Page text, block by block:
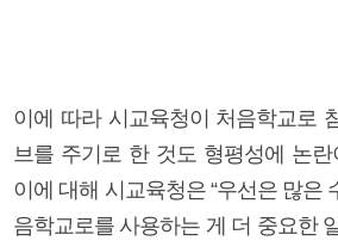
이에 따라 시교육청이 처음학교로
브를 주기로 한 것도 형평성에 논
이에 대해 시교육청은 “우선은 많은
음학교로를 사용하는 게 더 중요한